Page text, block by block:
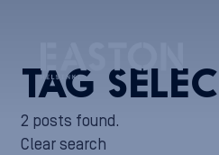
TAG
2 posts found.
Clear search